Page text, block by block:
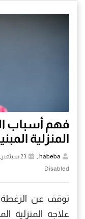
فهم أسباب
المنزلية
habeba
,
Disabled
توقف عن
علاجه المنزلية